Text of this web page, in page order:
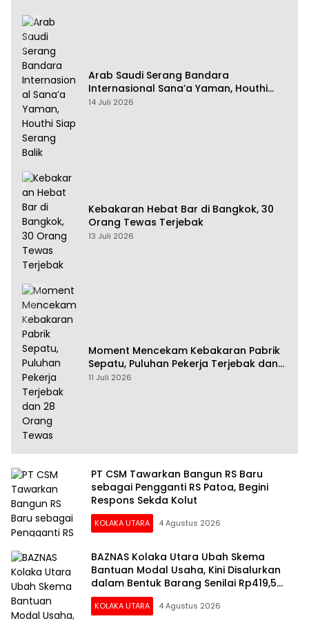
Arab Saudi Serang Bandara
Internasional Sana’a Yaman, Houthi
Siap Serang Balik
14 Juli 2026
Kebakaran Hebat Bar di Bangkok, 30
Orang Tewas Terjebak
13 Juli 2026
Moment Mencekam Kebakaran Pabrik
Sepatu, Puluhan Pekerja Terjebak dan
28 Orang Tewas
11 Juli 2026
PT CSM Tawarkan Bangun RS Baru
sebagai Pengganti RS Patoa, Begini
Respons Sekda Kolut
KOLAKA UTARA 4 Agustus 2026
BAZNAS Kolaka Utara Ubah Skema
Bantuan Modal Usaha, Kini Disalurkan
dalam Bentuk Barang Senilai Rp419,5
Juta
KOLAKA UTARA 4 Agustus 2026